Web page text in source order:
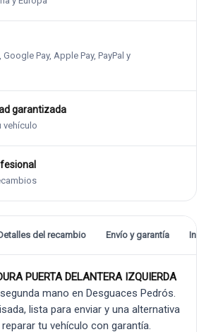
Google Pay, Apple Pay, PayPal y
garantizada
vehículo
del recambio Envío y garantía
PUERTA DELANTERA IZQUIERDA
mano en Desguaces Pedrós.
lista para enviar y una alternativa
tu vehículo con garantía.